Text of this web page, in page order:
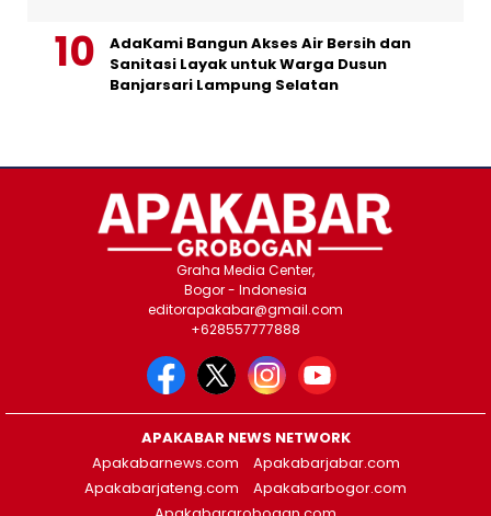
AdaKami Bangun Akses Air Bersih dan
Sanitasi Layak untuk Warga Dusun
Banjarsari Lampung Selatan
Graha Media Center,
Bogor - Indonesia
editorapakabar@gmail.com
+628557777888
APAKABAR NEWS NETWORK
Apakabarnews.com
Apakabarjabar.com
Apakabarjateng.com
Apakabarbogor.com